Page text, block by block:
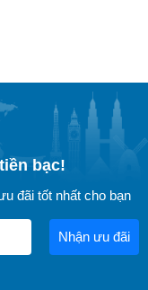
bạc!
đãi tốt nhất cho bạn
Nhận ưu đãi